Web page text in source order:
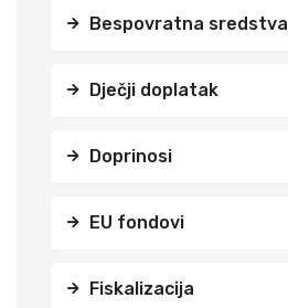
Bespovratna sredstva
Dječji doplatak
Doprinosi
EU fondovi
Fiskalizacija